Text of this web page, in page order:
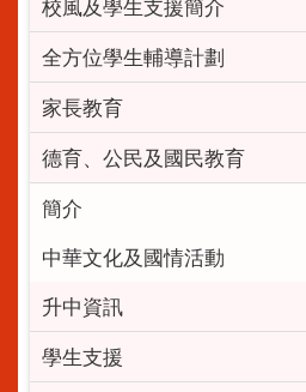
校風及學生支援簡介
全方位學生輔導計劃
家長教育
德育、公民及國民教育
簡介
中華文化及國情活動
升中資訊
學生支援